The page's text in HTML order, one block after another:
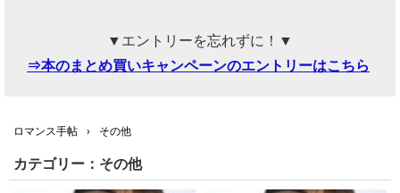
▼エントリーを忘れずに！▼
⇒本のまとめ買いキャンペーンのエントリーはこちら
ロマンス手帖 › その他
カテゴリー：その他